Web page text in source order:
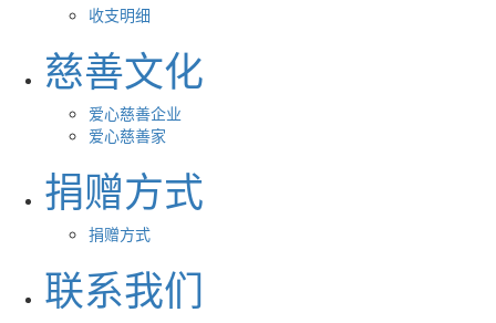
收支明细
慈善文化
爱心慈善企业
爱心慈善家
捐赠方式
捐赠方式
联系我们